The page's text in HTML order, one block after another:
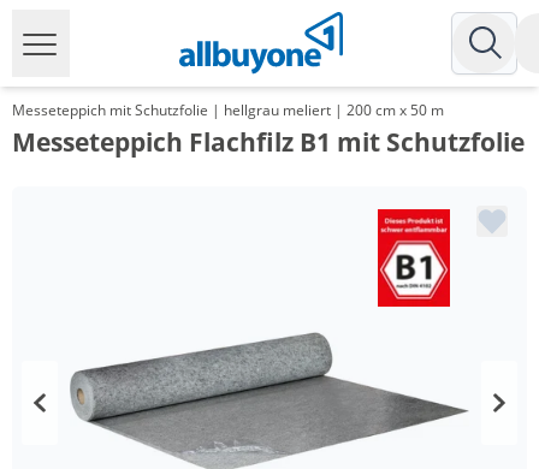
Messeteppich mit Schutzfolie | hellgrau meliert | 200 cm x 50 m
Messeteppich Flachfilz B1 mit Schutzfolie